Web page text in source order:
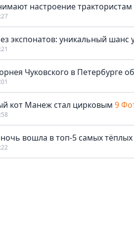
настроение трактористам
экспонатов: уникальный шанс
Чуковского в Петербурге
кот Манеж стал цирковым 9
вошла в топ-5 самых тёплых